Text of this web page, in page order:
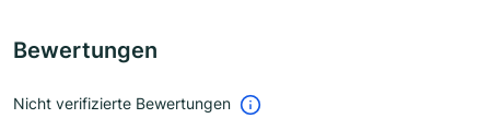
Bewertungen
Nicht verifizierte Bewertungen